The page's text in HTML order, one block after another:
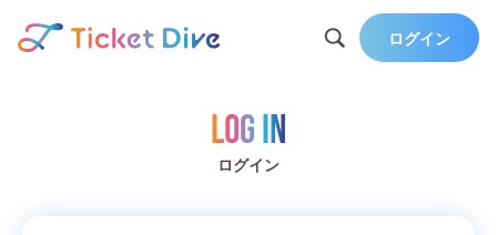
ログイン
Log in
ログイン